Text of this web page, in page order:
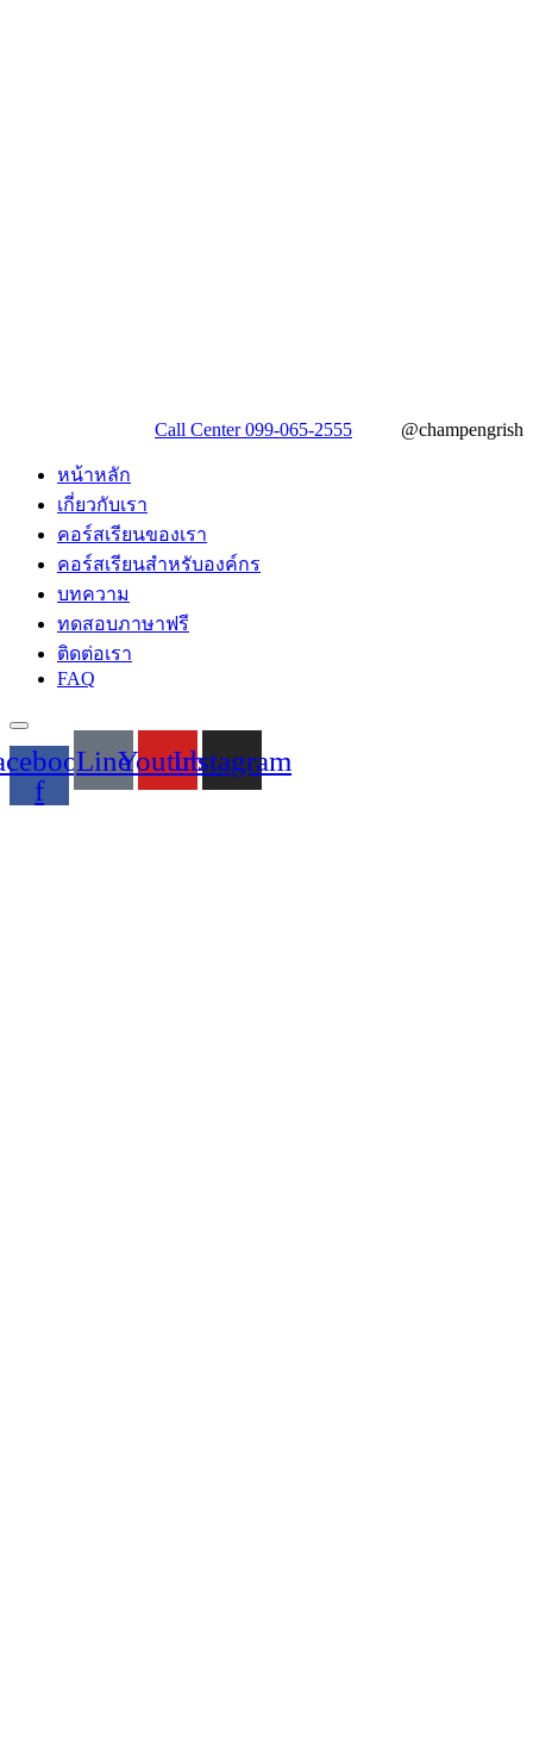
Call Center 099-065-2555 @champengrish
หน้าหลัก
เกี่ยวกับเรา
คอร์สเรียนของเรา
คอร์สเรียนสำหรับองค์กร
บทความ
ทดสอบภาษาฟรี
ติดต่อเรา
FAQ
Hamburger Toggle Menu
f
LineYoutubeInstagram